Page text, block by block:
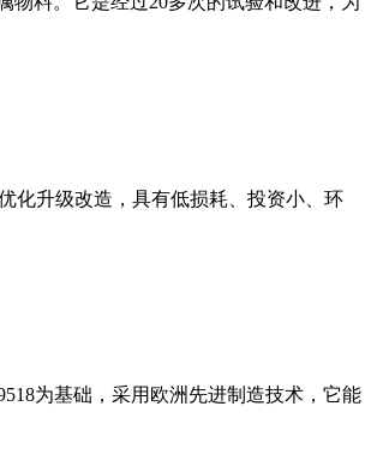
化升级改造，具有低损耗、投资小、环
为基础，采用欧洲先进制造技术，它能